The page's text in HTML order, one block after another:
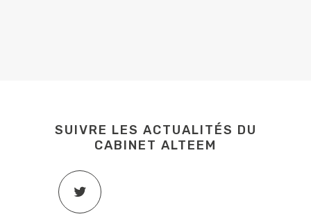
SUIVRE LES ACTUALITÉS DU
CABINET ALTEEM